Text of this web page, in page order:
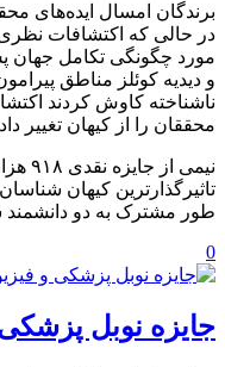
برندگان امسال ایده‌های
در حالی که اکتشافات
مورد چگونگی تکامل جهان
و دیدیه کوئلز مناطق
ناشناخته کاوش کردند
محققان را از کیهان تغییر
نیمی
تاثیرگذارترین کیهان
طور مشترک به دو
0
جایزه نوبل پزشکی